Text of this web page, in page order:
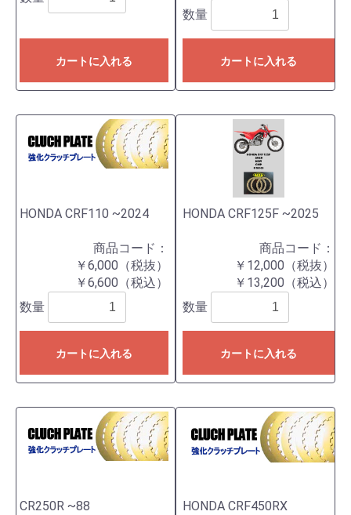
カートに入れる
数量
カートに入れる
HONDA CRF110 ~2024
商品コード：
￥6,000（税抜）
￥6,600（税込）
数量
カートに入れる
HONDA CRF125F ~2025
商品コード：
￥12,000（税抜）
￥13,200（税込）
数量
カートに入れる
CR250R ~88
HONDA CRF450RX